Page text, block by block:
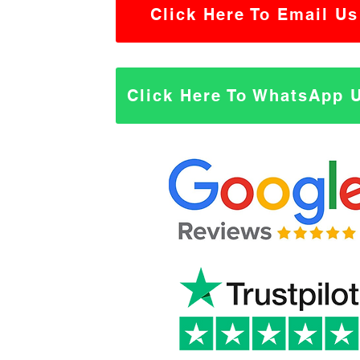
Click Here To Email Us
Click Here To WhatsApp